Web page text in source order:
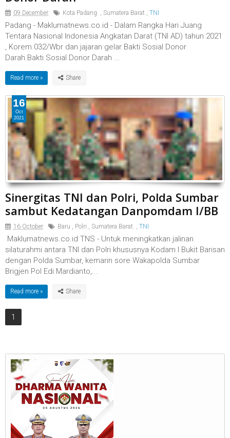
09 December Kota Padang. , Sumatera Barat , TNI
Padang - Maklumatnews.co.id - Dalam Rangka Hari Juang
Tentara Nasional Indonesia Angkatan Darat (TNI AD) tahun 2021
, Korem 032/Wbr dan jajaran gelar Bakti Sosial Donor
Darah.Bakti Sosial Donor Darah ...
Read more »
Sinergitas TNI dan Polri, Polda Sumbar
sambut Kedatangan Danpomdam I/BB
16 October Baru , Polri , Sumatera Barat. , TNI
Maklumatnews.co.id TNS - Untuk meningkatkan jalinan
silaturahmi antara TNI dan Polri khususnya Kodam I Bukit Barisan
dengan Polda Sumbar, kemarin sore Wakapolda Sumbar
Brigjen Pol Edi Mardianto,...
Read more »
16
Oct
2021
1